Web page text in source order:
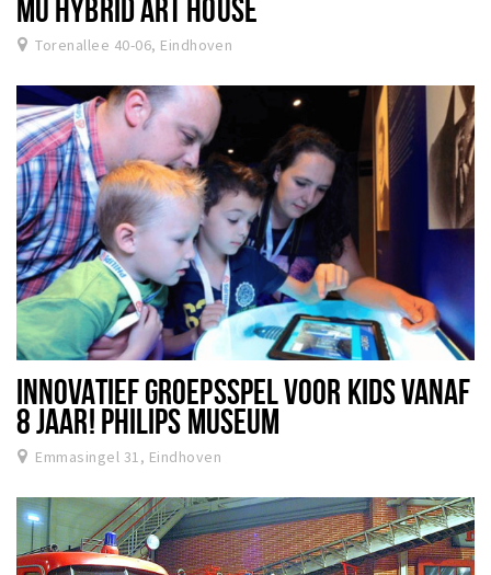
MU HYBRID ART HOUSE
Torenallee 40-06, Eindhoven
INNOVATIEF GROEPSSPEL VOOR KIDS VANAF
8 JAAR! PHILIPS MUSEUM
Emmasingel 31, Eindhoven